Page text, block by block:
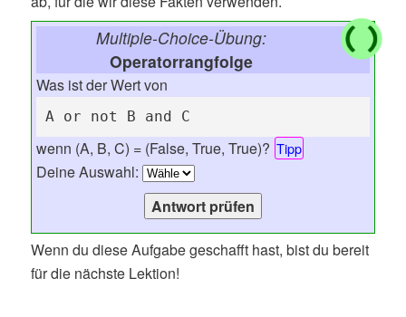
Multiple-Choice-Übung:
Operatorrangfolge
Was ist der Wert von
A or not B and C
wenn (A, B, C) = (False, True, True)? Tipp
Deine Auswahl:
Wenn du diese Aufgabe geschafft hast, bist du bereit
für die nächste Lektion!